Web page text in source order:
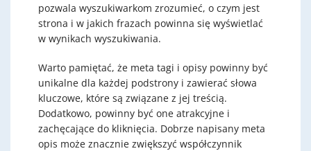
pozwala wyszukiwarkom zrozumieć, o czym jest
strona i w jakich frazach powinna się wyświetlać
w wynikach wyszukiwania.
Warto pamiętać, że meta tagi i opisy powinny być
unikalne dla każdej podstrony i zawierać słowa
kluczowe, które są związane z jej treścią.
Dodatkowo, powinny być one atrakcyjne i
zachęcające do kliknięcia. Dobrze napisany meta
opis może znacznie zwiększyć współczynnik